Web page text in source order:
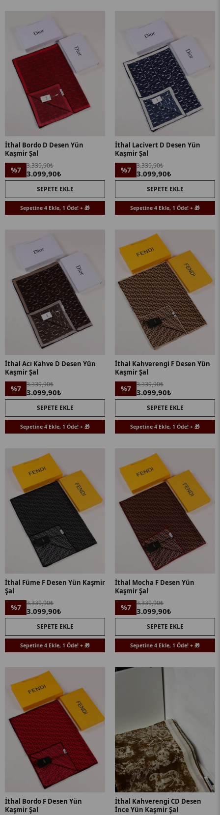
İthal Bordo D Desen Yün
Kaşmir Şal
%7 3.339,90₺
3.099,90₺
SEPETE EKLE
Sepetine 4 Ekle, 1 Öde! + 🎁
İthal Lacivert D Desen Yün
Kaşmir Şal
%7 3.339,90₺
3.099,90₺
SEPETE EKLE
Sepetine 4 Ekle, 1 Öde! + 🎁
İthal Acı Kahve D Desen Yün
Kaşmir Şal
%7 3.339,90₺
3.099,90₺
SEPETE EKLE
Sepetine 4 Ekle, 1 Öde! + 🎁
İthal Kahverengi F Desen Yün
Kaşmir Şal
%7 3.339,90₺
3.099,90₺
SEPETE EKLE
Sepetine 4 Ekle, 1 Öde! + 🎁
İthal Füme F Desen Yün Kaşmir
Şal
%7 3.339,90₺
3.099,90₺
SEPETE EKLE
Sepetine 4 Ekle, 1 Öde! + 🎁
İthal Mocha F Desen Yün
Kaşmir Şal
%7 3.339,90₺
3.099,90₺
SEPETE EKLE
Sepetine 4 Ekle, 1 Öde! + 🎁
İthal Bordo F Desen Yün
Kaşmir Şal
İthal Kahverengi CD Desen
İnce Yün Kaşmir Şal